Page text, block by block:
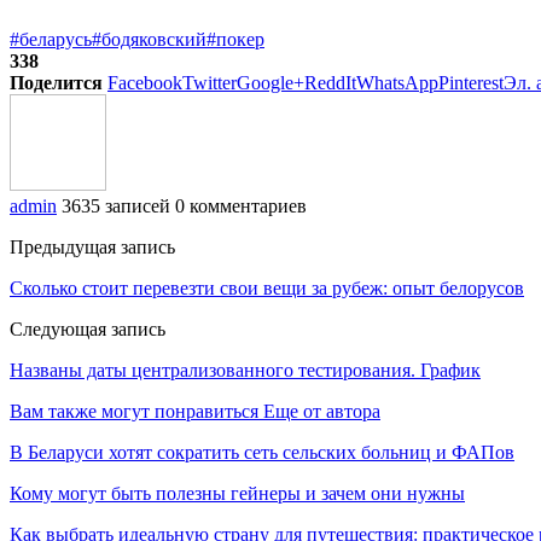
#беларусь#бодяковский#покер
338
Поделится FacebookTwitterGoogle+ReddItWhatsAppPinterestЭл.
admin 3635 записей 0 комментариев
Предыдущая запись
Сколько стоит перевезти свои вещи за рубеж: опыт белорусов
Следующая запись
Названы даты централизованного тестирования. График
Вам также могут понравиться Еще от автора
В Беларуси хотят сократить сеть сельских больниц и ФАПов
Кому могут быть полезны гейнеры и зачем они нужны
Как выбрать идеальную страну для путешествия: практическое